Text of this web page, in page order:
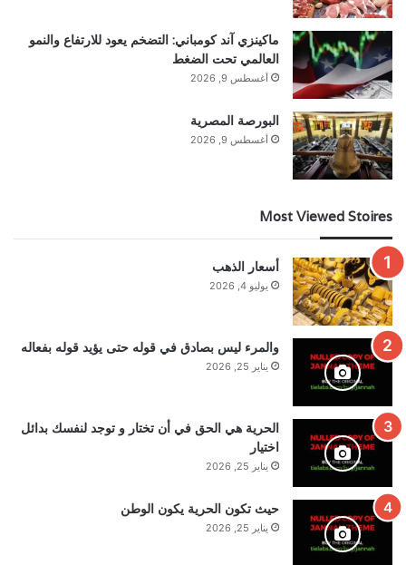
ماكينزي آند كومباني: التضخم يعود للارتفاع والنمو
العالمي تحت الضغط
أغسطس 9, 2026
البورصة المصرية
أغسطس 9, 2026
Most Viewed Stoires
أسعار الذهب
يوليو 4, 2026
والمرء ليس بصادق في قوله حتى يؤيد قوله بفعاله
يناير 25, 2026
الحرية هي الحق في أن تختار و توجد لنفسك بدائل
اختيار
يناير 25, 2026
حيث تكون الحرية يكون الوطن
يناير 25, 2026